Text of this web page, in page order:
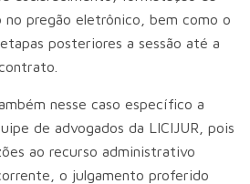
pregão eletrônico, bem como o
posteriores a sessão até a
nesse caso específico a
de advogados da LICIJUR, pois
ao recurso administrativo
o julgamento proferido